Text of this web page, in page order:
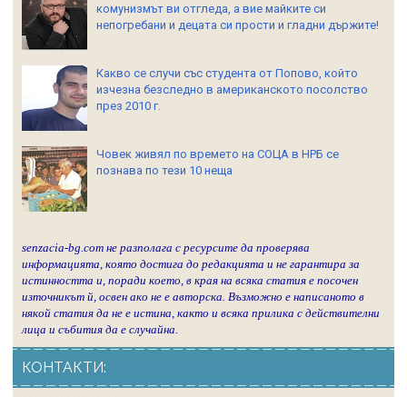
комунизмът ви отгледа, а вие майките си
непогребани и децата си прости и гладни държите!
Какво се случи със студента от Попово, който
изчезна безследно в американското посолство
през 2010 г.
Човек живял по времето на СОЦА в НРБ се
познава по тези 10 неща
senzacia-bg.com не разполага с ресурсите да проверява
информацията, която достига до редакцията и не гарантира за
истинността и, поради което, в края на всяка статия е посочен
източникът й, освен ако не е авторска. Възможно е написаното в
някой статия да не е истина, както и всяка прилика с действителни
лица и събития да е случайна.
КОНТАКТИ: